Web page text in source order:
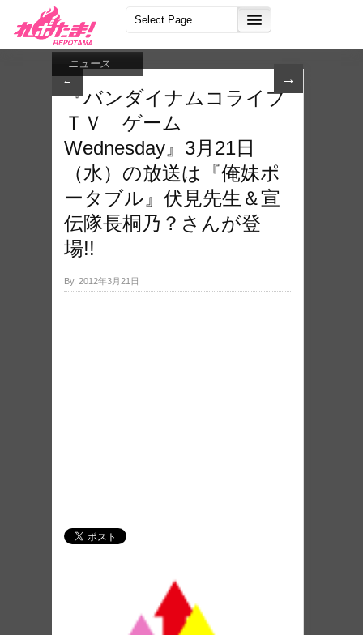
← →
ニュース
『バンダイナムコライブ
ＴＶ ゲーム
Wednesday』3月21日
（水）の放送は『俺妹ポ
ータブル』伏見先生＆宣
伝隊長桐乃？さんが登
場!!
By, 2012年3月21日